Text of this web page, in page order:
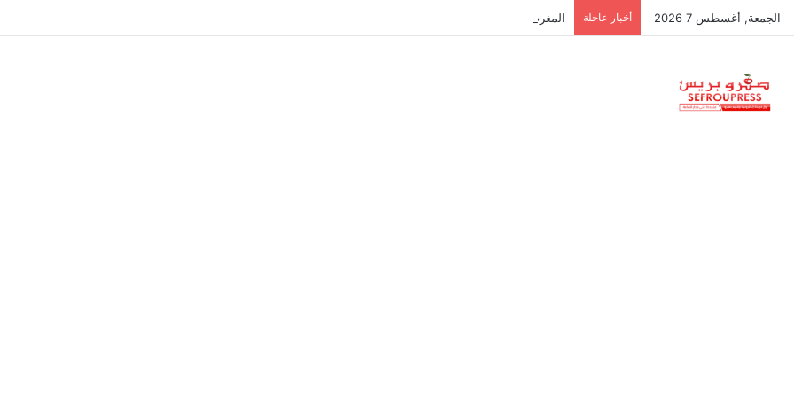
الجمعة, أغسطس 7 2026 أخبار عاجلة المغرب ضمن أفضل 100 منظومة للشركات الناشئة عالميا.. لكن الطريق ما يزال طويلا